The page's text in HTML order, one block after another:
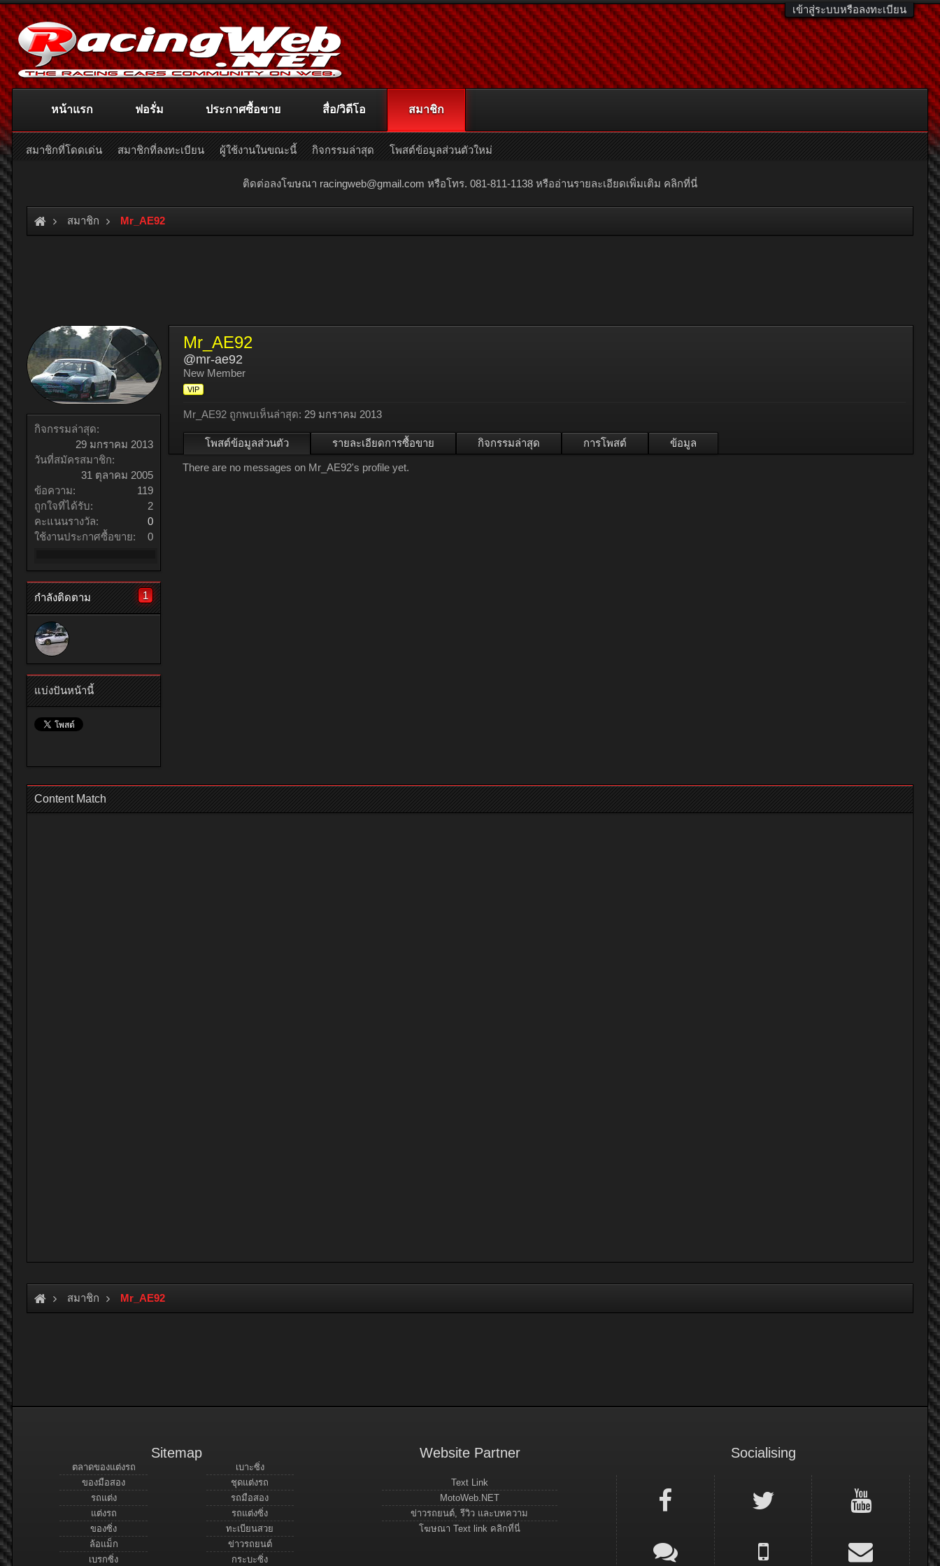
เข้าสู่ระบบหรือลงทะเบียน
ติดต่อลงโฆษณา racingweb@gmail.com หรือโทร. 081-811-1138 หรืออ่านรายละเอียดเพิ่มเติม คลิกที่นี่
สมาชิก Mr_AE92
กิจกรรมล่าสุด:
29 มกราคม 2013
วันที่สมัครสมาชิก:
31 ตุลาคม 2005
ข้อความ:
119
ถูกใจที่ได้รับ:
2
คะแนนรางวัล:
0
ใช้งานประกาศซื้อขาย:
0
กำลังติดตาม 1
แบ่งปันหน้านี้
Mr_AE92
@mr-ae92
New Member
VIP
Mr_AE92 ถูกพบเห็นล่าสุด: 29 มกราคม 2013
โพสต์ข้อมูลส่วนตัว รายละเอียดการซื้อขาย กิจกรรมล่าสุด การโพสต์ ข้อมูล
There are no messages on Mr_AE92's profile yet.
Content Match
สมาชิก Mr_AE92
หน้าแรก ฟอรั่ม ประกาศซื้อขาย สื่อ/วิดีโอ สมาชิก
สมาชิกที่โดดเด่น สมาชิกที่ลงทะเบียน ผู้ใช้งานในขณะนี้ กิจกรรมล่าสุด โพสต์ข้อมูลส่วนตัวใหม่
Sitemap
ตลาดของแต่งรถ
ของมือสอง
รถแต่ง
แต่งรถ
ของซิ่ง
ล้อแม็ก
เบรกซิ่ง
เบาะซิ่ง
ชุดแต่งรถ
รถมือสอง
รถแต่งซิ่ง
ทะเบียนสวย
ข่าวรถยนต์
กระบะซิ่ง
Website Partner
Text Link
MotoWeb.NET
ข่าวรถยนต์, รีวิว และบทความ
โฆษณา Text link คลิกที่นี่
Socialising